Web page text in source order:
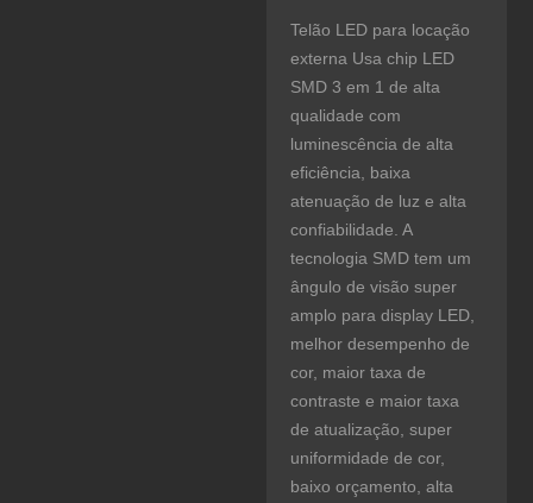
Telão LED para locação
externa Usa chip LED
SMD 3 em 1 de alta
qualidade com
luminescência de alta
eficiência, baixa
atenuação de luz e alta
confiabilidade. A
tecnologia SMD tem um
ângulo de visão super
amplo para display LED,
melhor desempenho de
cor, maior taxa de
contraste e maior taxa
de atualização, super
uniformidade de cor,
baixo orçamento, alta